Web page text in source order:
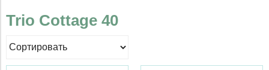
Trio Cottage 40